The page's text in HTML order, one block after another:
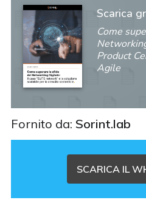
Scarica
Come
Product
Agile
Fornito da: Sorint.lab
SCARICA IL